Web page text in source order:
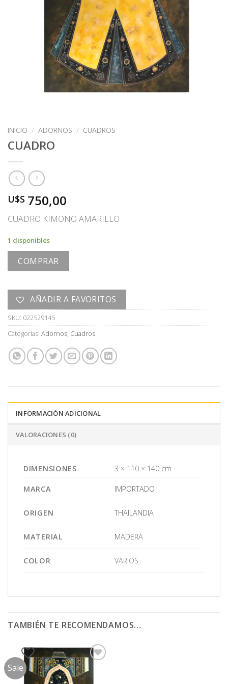
INICIO / ADORNOS / CUADROS
CUADRO
U$S 750,00
CUADRO KIMONO AMARILLO
1 disponibles
COMPRAR
AÑADIR A FAVORITOS
SKU: 022529145
Categorías: Adornos, Cuadros
INFORMACIÓN ADICIONAL
VALORACIONES (0)
DIMENSIONES 3 × 110 × 140 cm
MARCA IMPORTADO
ORIGEN THAILANDIA
MATERIAL MADERA
COLOR VARIOS
TAMBIÉN TE RECOMENDAMOS…
Sale